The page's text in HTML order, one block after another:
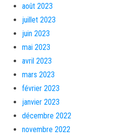
août 2023
juillet 2023
juin 2023
mai 2023
avril 2023
mars 2023
février 2023
janvier 2023
décembre 2022
novembre 2022